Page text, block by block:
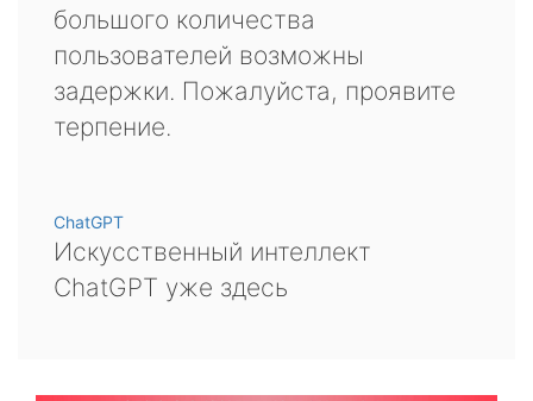
большого количества
пользователей возможны
задержки. Пожалуйста, проявите
терпение.
ChatGPT
Искусственный интеллект
ChatGPT уже здесь